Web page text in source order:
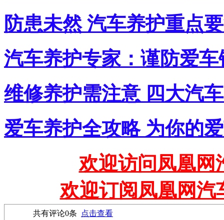
防患未然 汽车养护重点
汽车养护专家：谨防爱
维修养护需注意 四大汽
爱车养护全攻略 为你的
欢迎访问凤凰网
欢迎订阅凤凰网汽
共有评论0条
点击查看